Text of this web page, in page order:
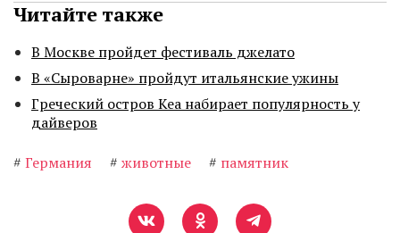
Читайте также
В Москве пройдет фестиваль джелато
В «Сыроварне» пройдут итальянские ужины
Греческий остров Кеа набирает популярность у
дайверов
# Германия # животные # памятник